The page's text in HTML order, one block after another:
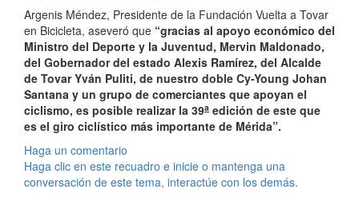
Argenis Méndez, Presidente de la Fundación Vuelta a Tovar
en Bicicleta, aseveró que “gracias al apoyo económico del
Ministro del Deporte y la Juventud, Mervin Maldonado,
del Gobernador del estado Alexis Ramírez, del Alcalde
de Tovar Yván Puliti, de nuestro doble Cy-Young Johan
Santana y un grupo de comerciantes que apoyan el
ciclismo, es posible realizar la 39a edición de este que
es el giro ciclístico más importante de Mérida”.
Haga un comentario
Haga clic en este recuadro e inicie o mantenga una
conversación de este tema, interactúe con los demás.